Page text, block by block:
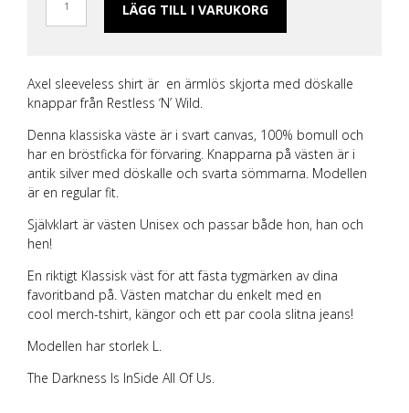
LÄGG TILL I VARUKORG
Axel sleeveless shirt är en ärmlös skjorta med döskalle
knappar från Restless ‘N’ Wild.
Denna klassiska väste är i svart canvas, 100% bomull och
har en bröstficka för förvaring. Knapparna på västen är i
antik silver med döskalle och svarta sömmarna. Modellen
är en regular fit.
Självklart är västen Unisex och passar både hon, han och
hen!
En riktigt Klassisk väst för att fästa tygmärken av dina
favoritband på. Västen matchar du enkelt med en
cool merch-tshirt, kängor och ett par coola slitna jeans!
Modellen har storlek L.
The Darkness Is InSide All Of Us.